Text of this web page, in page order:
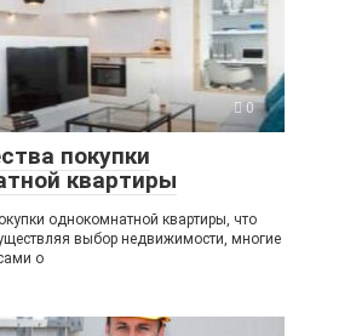
0
покупки
квартиры
однокомнатной квартиры, что
выбор недвижимости, многие
о